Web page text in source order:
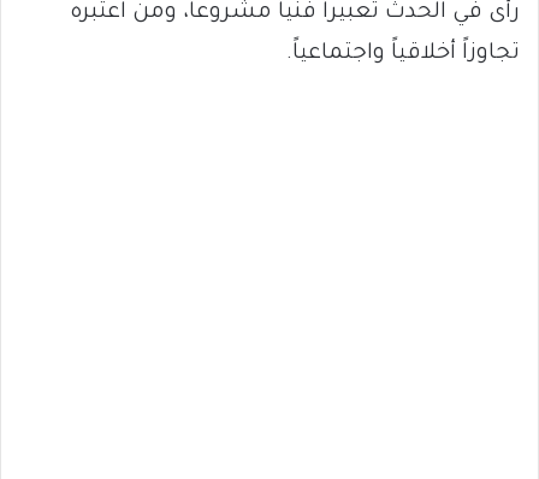
رأى في الحدث تعبيراً فنياً مشروعاً، ومن اعتبره
تجاوزاً أخلاقياً واجتماعياً.